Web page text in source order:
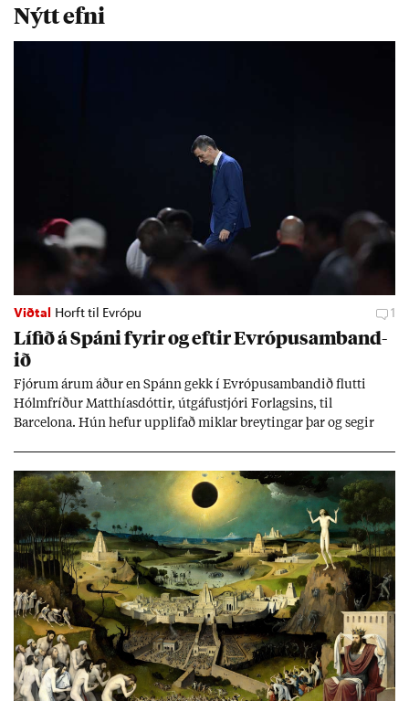
Nýtt efni
Viðtal Horft til Evrópu 1
Líf­ið á Spáni fyr­ir og eft­ir Evr­ópu­sam­band­
ið
Fjór­um ár­um áð­ur en Spánn gekk í Evr­ópu­sam­band­ið flutti
Hólm­fríð­ur Matth­ías­dótt­ir, út­gáfu­stjóri For­lags­ins, til
Barcelona. Hún hef­ur upp­lif­að mikl­ar breyt­ing­ar þar og seg­ir
jafnt sem styrkj­um til menn­ing­ar­mála. Þá hafi katalónsk­an hlot­
ið með­byr.